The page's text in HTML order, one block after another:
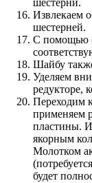
шестерни.
Извлекаем
шестерней.
С помощью
Шайбу
Уделяем
редукторе,
Переходим
применяем
пластины.
якорным
Молотком
будет